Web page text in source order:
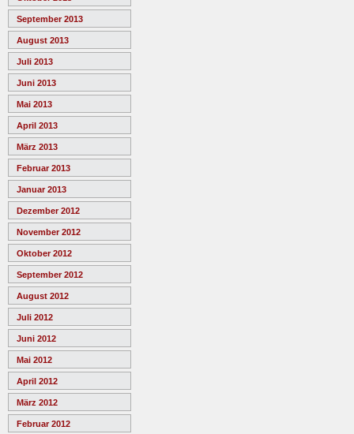
September 2013
August 2013
Juli 2013
Juni 2013
Mai 2013
April 2013
März 2013
Februar 2013
Januar 2013
Dezember 2012
November 2012
Oktober 2012
September 2012
August 2012
Juli 2012
Juni 2012
Mai 2012
April 2012
März 2012
Februar 2012